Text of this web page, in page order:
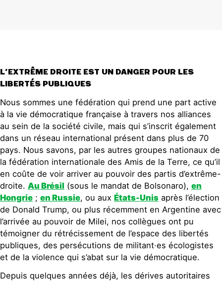
L’EXTRÊME DROITE EST UN DANGER POUR LES
LIBERTÉS PUBLIQUES
Nous sommes une fédération qui prend une part active
à la vie démocratique française à travers nos alliances
au sein de la société civile, mais qui s’inscrit également
dans un réseau international présent dans plus de 70
pays. Nous savons, par les autres groupes nationaux de
la fédération internationale des Amis de la Terre, ce qu’il
en coûte de voir arriver au pouvoir des partis d’extrême-
droite. Au Brésil (sous le mandat de Bolsonaro), en
Hongrie ; en Russie, ou aux États-Unis après l’élection
de Donald Trump, ou plus récemment en Argentine avec
l’arrivée au pouvoir de Milei, nos collègues ont pu
témoigner du rétrécissement de l’espace des libertés
publiques, des persécutions de militant·es écologistes
et de la violence qui s’abat sur la vie démocratique.
Depuis quelques années déjà, les dérives autoritaires